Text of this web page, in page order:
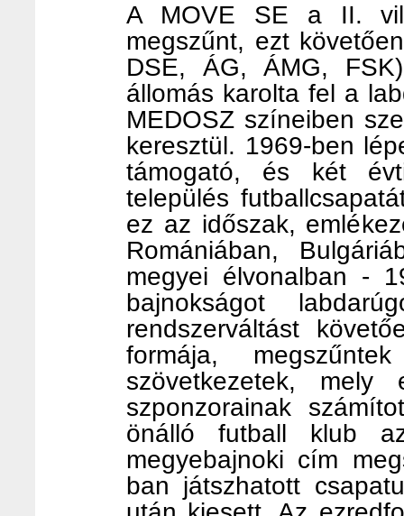
A MOVE SE a II.
megszűnt, ezt
DSE, ÁG, ÁMG,
állomás karolta fel a
MEDOSZ színeiben
keresztül. 1969-ben
támogató, és két
település
ez az időszak,
Romániában,
megyei élvonalban -
bajnokságot
rendszerváltást
formája,
szövetkezetek,
szponzorainak
önálló futball klub
megyebajnoki cím
ban játszhatott